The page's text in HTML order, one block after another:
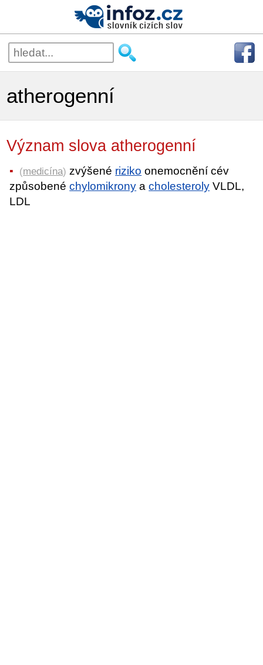
atherogenní
Význam slova atherogenní
(medicína) zvýšené riziko onemocnění cév
způsobenéchylomikrony acholesteroly VLDL,
LDL